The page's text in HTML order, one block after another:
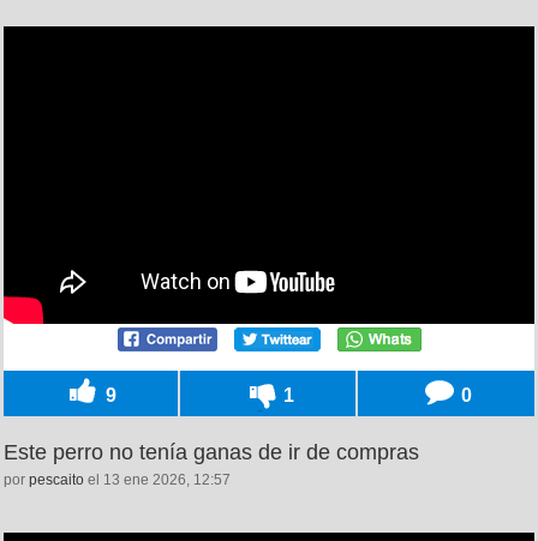
9 1 0
Este perro no tenía ganas de ir de compras
por pescaito el 13 ene 2026, 12:57